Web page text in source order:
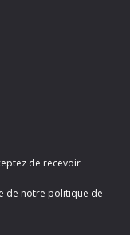
de recevoir
de notre politique de